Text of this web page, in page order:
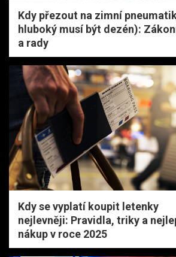
Kdy přezout na zimní
hluboký musí být dezén):
a rady
Kdy se vyplatí koupit letenky
nejlevněji: Pravidla, triky a
nákup v roce 2025